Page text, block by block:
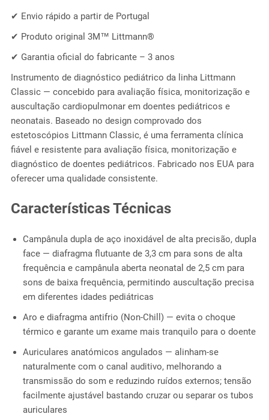
✔ Envio rápido a partir de Portugal
✔ Produto original 3M™ Littmann®
✔ Garantia oficial do fabricante – 3 anos
Instrumento de diagnóstico pediátrico da linha Littmann
Classic — concebido para avaliação física, monitorização e
auscultação cardiopulmonar em doentes pediátricos e
neonatais. Baseado no design comprovado dos
estetoscópios Littmann Classic, é uma ferramenta clínica
fiável e resistente para avaliação física, monitorização e
diagnóstico de doentes pediátricos. Fabricado nos EUA para
oferecer uma qualidade consistente.
Características Técnicas
Campânula dupla de aço inoxidável de alta precisão, dupla
face — diafragma flutuante de 3,3 cm para sons de alta
frequência e campânula aberta neonatal de 2,5 cm para
sons de baixa frequência, permitindo auscultação precisa
em diferentes idades pediátricas
Aro e diafragma antifrio (Non-Chill) — evita o choque
térmico e garante um exame mais tranquilo para o doente
Auriculares anatómicos angulados — alinham-se
naturalmente com o canal auditivo, melhorando a
transmissão do som e reduzindo ruídos externos; tensão
facilmente ajustável bastando cruzar ou separar os tubos
auriculares